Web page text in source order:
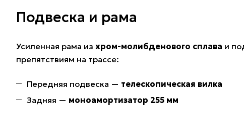
Подвеска и рама
Усиленная рама из хром-молибденового сплава и
препятствиям на трассе:
Передняя подвеска — телескопическая вилка
Задняя — моноамортизатор 255 мм